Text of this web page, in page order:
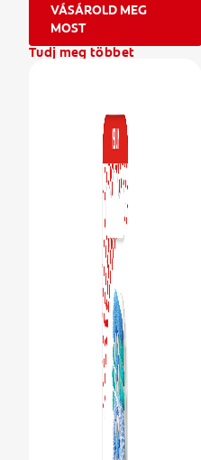
VÁSÁROLD MEG
MOST
Tudj meg többet